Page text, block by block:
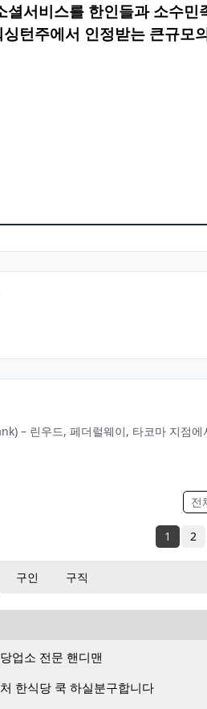
셜서비스를 한인들과 소수민
턴주에서 인정받는 큰규모
1 2
구인 구직
업소 전문 핸디맨
한식당 쿡 하실분구합니다